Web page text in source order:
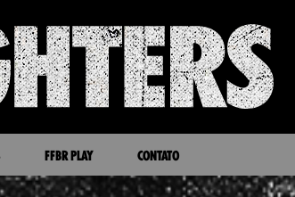
FFBR PLAY CONTATO